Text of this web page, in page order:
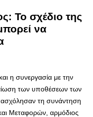
Το σχέδιο της
να
η συνεργασία με την
των υποθέσεων των
τη συνάντηση
Μεταφορών, αρμόδιος